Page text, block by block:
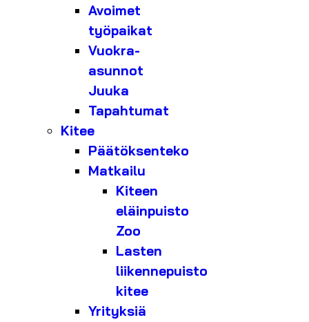
Avoimet
työpaikat
Vuokra-
asunnot
Juuka
Tapahtumat
Kitee
Päätöksenteko
Matkailu
Kiteen
eläinpuisto
Zoo
Lasten
liikennepuisto
kitee
Yrityksiä